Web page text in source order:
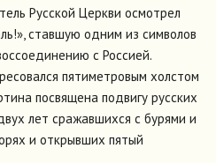
Русской Церкви осмотрел
ставшую одним из символов
с Россией.
пятиметровым холстом
посвящена подвигу русских
лет сражавшихся с бурями и
и открывших пятый